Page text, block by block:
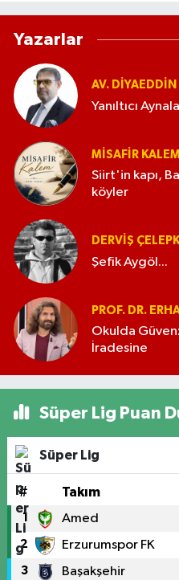
Yazarlar
AV.
Yanıltıcı
MISAFIR KALEM
Siirt'in kapı,
köyler
DERVIŞ
Şefik Aygöl...
PROF. DR.
Okulda
İradesine
Süper Lig Puan
Süper Lig
# Takım
1 Amed
2 Erzurumspor FK
3 Başakşehir